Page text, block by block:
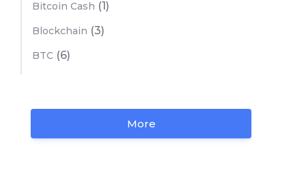
Bitcoin Cash (1)
Blockchain (3)
BTC (6)
More